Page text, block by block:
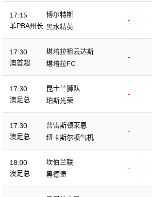
17:15
菲PBA州长
博尔特斯
-
黑水精英
17:30
澳首超
堪培拉祖云达斯
-
堪培拉FC
17:30
澳足总
昆士兰狮队
-
珀斯光荣
17:30
澳足总
普雷斯顿莱恩
-
纽卡斯尔喷气机
18:00
澳足总
坎伯兰联
-
黑德堡